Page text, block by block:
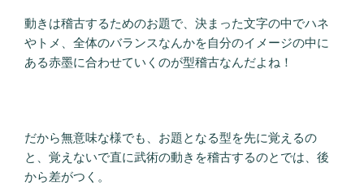
動きは稽古するためのお題で、決まった文字の中でハネ
やトメ、全体のバランスなんかを自分のイメージの中に
ある赤墨に合わせていくのが型稽古なんだよね！
だから無意味な様でも、お題となる型を先に覚えるの
と、覚えないで直に武術の動きを稽古するのとでは、後
から差がつく。